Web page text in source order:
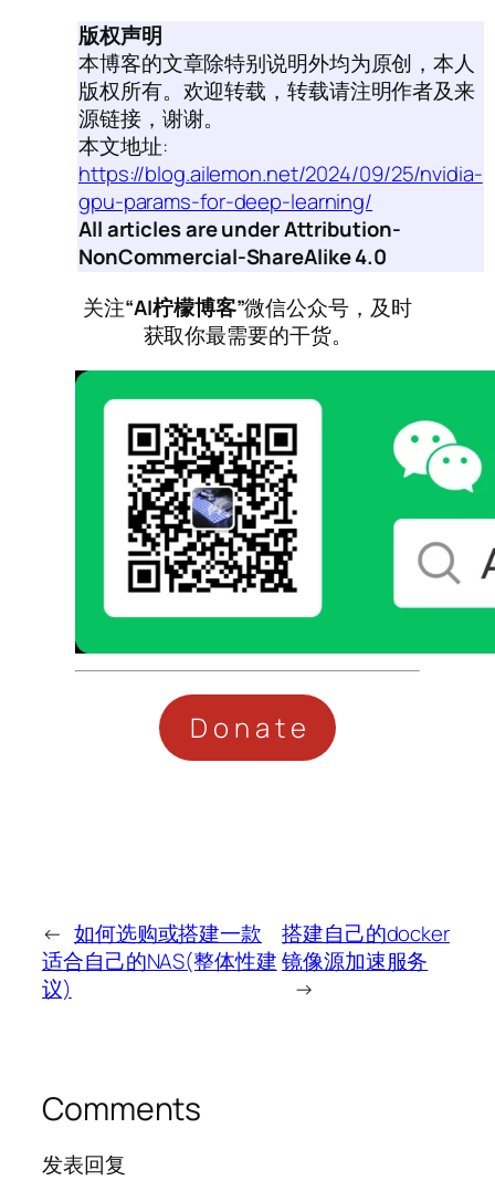
版权声明
本博客的文章除特别说明外均为原创，本人
版权所有。欢迎转载，转载请注明作者及来
源链接，谢谢。
本文地址:
https://blog.ailemon.net/2024/09/25/nvidia-
gpu-params-for-deep-learning/
All articles are under Attribution-
NonCommercial-ShareAlike 4.0
关注“AI柠檬博客”微信公众号，及时
获取你最需要的干货。
Donate
← 如何选购或搭建一款
适合自己的NAS(整体性建
议)
搭建自己的docker
镜像源加速服务
→
Comments
发表回复